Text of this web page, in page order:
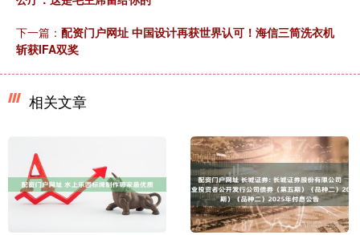
下一篇： 配资门户网址 中国设计再获世界认可！海信三筒洗衣机
斩获IFA双奖
相关文章